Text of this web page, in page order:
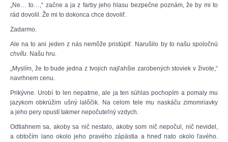
„Ne… to…,“ začne a ja z farby jeho hlasu bezpečne poznám, že by mi to
rád dovolil. Že mi to dokonca chce dovoliť.
Zadarmo.
Ale na to ani jeden z nás nemôže pristúpiť. Narušilo by to našu spoločnú
chvíľu. Našu hru.
„Myslím, že to bude jedna z tvojich najľahšie zarobených stoviek v živote,“
navrhnem cenu.
Prikývne. Urobí to len nepatrne, ale ja ten súhlas pochopím a pomaly mu
jazykom obkrúžim ušný lalôčik. Na celom tele mu naskáču zimomriavky
a jeho pery opustí takmer nepočuteľný vzdych.
Odtiahnem sa, akoby sa nič nestalo, akoby som nič nepočul, nič nevidel,
a obtočím lano okolo jeho pravého zápästia a hneď nato okolo ľavého.